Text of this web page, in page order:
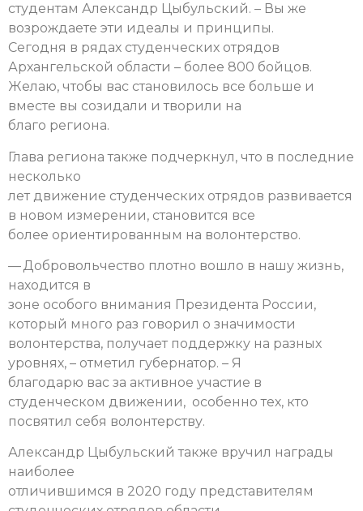
студентам Александр Цыбульский. – Вы же
возрождаете эти идеалы и принципы.
Сегодня в рядах студенческих отрядов
Архангельской области – более 800 бойцов.
Желаю, чтобы вас становилось все больше и
вместе вы созидали и творили на
благо региона.
Глава региона также подчеркнул, что в последние
несколько
лет движение студенческих отрядов развивается
в новом измерении, становится все
более ориентированным на волонтерство.
— Добровольчество плотно вошло в нашу жизнь,
находится в
зоне особого внимания Президента России,
который много раз говорил о значимости
волонтерства, получает поддержку на разных
уровнях, – отметил губернатор. – Я
благодарю вас за активное участие в
студенческом движении, особенно тех, кто
посвятил себя волонтерству.
Александр Цыбульский также вручил награды
наиболее
отличившимся в 2020 году представителям